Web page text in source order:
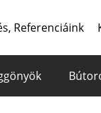
Referenciáink